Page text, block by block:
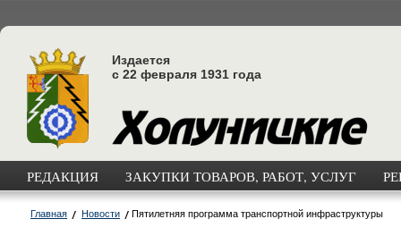
Издается
с 22 февраля 1931 года
РЕДАКЦИЯ ЗАКУПКИ ТОВАРОВ, РАБОТ, УСЛУГ
Главная Новости Пятилетняя программа транспортной инфраструктуры